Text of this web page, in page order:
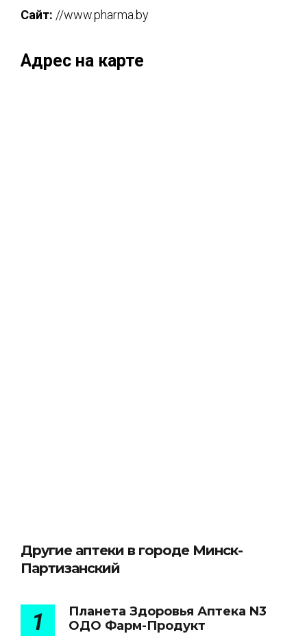
Сайт: //www.pharma.by
Адрес на карте
Другие аптеки в городе Минск-
Партизанский
1
Планета Здоровья Аптека N3
ОДО Фарм-Продукт